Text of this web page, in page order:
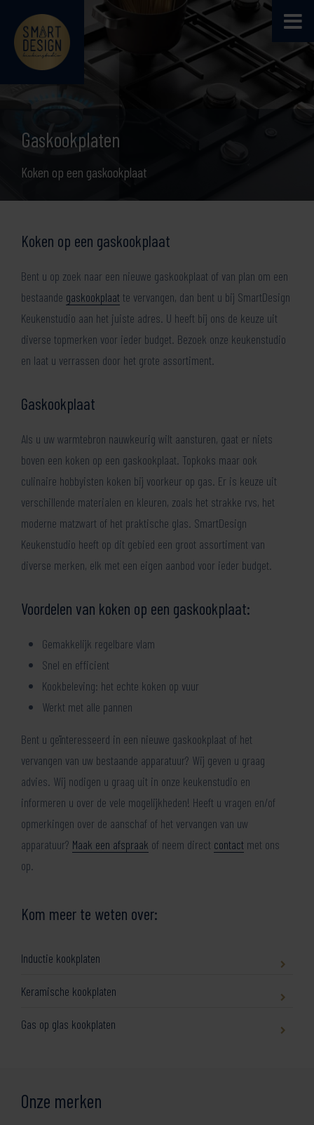
Gaskookplaten
Koken op een gaskookplaat
Koken op een gaskookplaat
Bent u op zoek naar een nieuwe gaskookplaat of van plan om een
bestaande gaskookplaatte vervangen, dan bent u bij SmartDesign
Keukenstudio aan het juiste adres. U heeft bij ons de keuze uit
diverse topmerken voor ieder budget. Bezoek onze keukenstudio
en laat u verrassen door het grote assortiment.
Gaskookplaat
Als u uw warmtebron nauwkeurig wilt aansturen, gaat er niets
boven een koken op een gaskookplaat. Topkoks maar ook
culinaire hobbyisten koken bij voorkeur op gas. Er is keuze uit
verschillende materialen en kleuren, zoals het strakke rvs, het
moderne matzwart of het praktische glas. SmartDesign
Keukenstudio heeft op dit gebied een groot assortiment van
diverse merken, elk met een eigen aanbod voor ieder budget.
Voordelen van koken op een gaskookplaat:
Gemakkelijk regelbare vlam
Snel en efficient
Kookbeleving: het echte koken op vuur
Werkt met alle pannen
Bent u geïnteresseerd in een nieuwe gaskookplaat of het
vervangen van uw bestaande apparatuur? Wij geven u graag
advies. Wij nodigen u graag uit in onze keukenstudio en
informeren u over de vele mogelijkheden! Heeft u vragen en/of
opmerkingen over de aanschaf of het vervangen van uw
apparatuur? Maak een afspraak of neem direct contact met ons
op.
Kom meer te weten over:
Inductie kookplaten
Keramische kookplaten
Gas op glas kookplaten
Onze merken